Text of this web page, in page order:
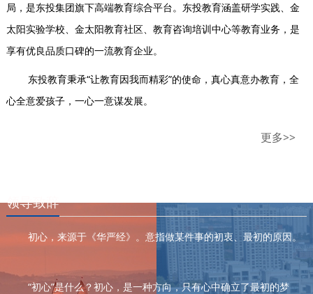
局，是东投集团旗下高端教育综合平台。东投教育涵盖研学实践、金
太阳实验学校、金太阳教育社区、教育咨询培训中心等教育业务，是
享有优良品质口碑的一流教育企业。
东投教育秉承“让教育因我而精彩”的使命，真心真意办教育，全
心全意爱孩子，一心一意谋发展。
更多>>
领导致辞
初心，来源于《华严经》。意指做某件事的初衷、最初的原因。
“初心”是什么？初心，是一种方向，只有心中确立了最初的梦